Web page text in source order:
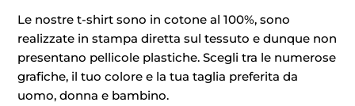
Le nostre t-shirt sono in cotone al 100%, sono
realizzate in stampa diretta sul tessuto e dunque non
presentano pellicole plastiche. Scegli tra le numerose
grafiche, il tuo colore e la tua taglia preferita da
uomo, donna e bambino.